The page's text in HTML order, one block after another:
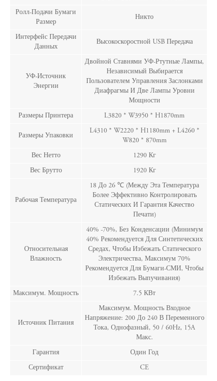
Ролл-Подачи Бумаги
Размер
Никто
Интерфейс Передачи
Данных
Высокоскоростной USB Передача
УФ-Источник
Энергии
Двойной Ставнями УФ-Ртутные Лампы,
Независимый Выбирается
Пользователем Управления Заслонками
Диафрагмы И Две Лампы Уровни
Мощности
Размеры Принтера L3820 * W3950 * H1870mm
Размеры Упаковки
L4310 * W2220 * H1180mm + L4260 *
W820 * 870mm
Вес Нетто 1290 Кг
Вес Брутто 1920 Кг
Рабочая Температура
18 До 26 ℃ (Между Эта Температура
Более Эффективно Контролировать
Статических И Гарантия Качество
Печати)
Относительная
Влажность
40% -70%, Без Конденсации (минимум
40% Рекомендуется Для Синтетических
Средах, Чтобы Избежать Статического
Электричества, Максимум 70%
Рекомендуется Для Бумаги-СМИ, Чтобы
Избежать Выпучивания)
Максимум. Мощность 7.5 КВт
Источник Питания
Максимум. Мощность Входное
Напряжение: 200 До 240 В Переменного
Тока, Однофазный, 50 / 60Hz, 15A
Макс.
Гарантия Один Год
Сертификат CE